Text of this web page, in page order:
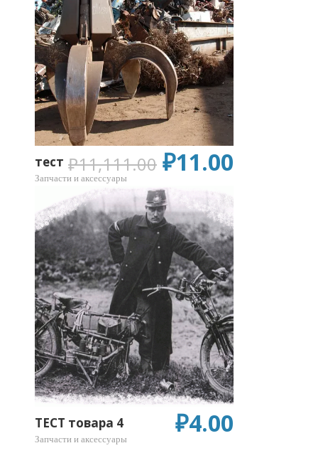
тест
Запчасти и аксессуары
₽11,111.00 ₽11.00
ТЕСТ товара 4
Запчасти и аксессуары
₽4.00